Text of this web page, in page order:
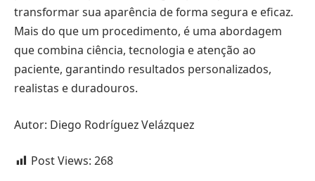
transformar sua aparência de forma segura e eficaz.
Mais do que um procedimento, é uma abordagem
que combina ciência, tecnologia e atenção ao
paciente, garantindo resultados personalizados,
realistas e duradouros.
Autor: Diego Rodríguez Velázquez
Post Views: 268